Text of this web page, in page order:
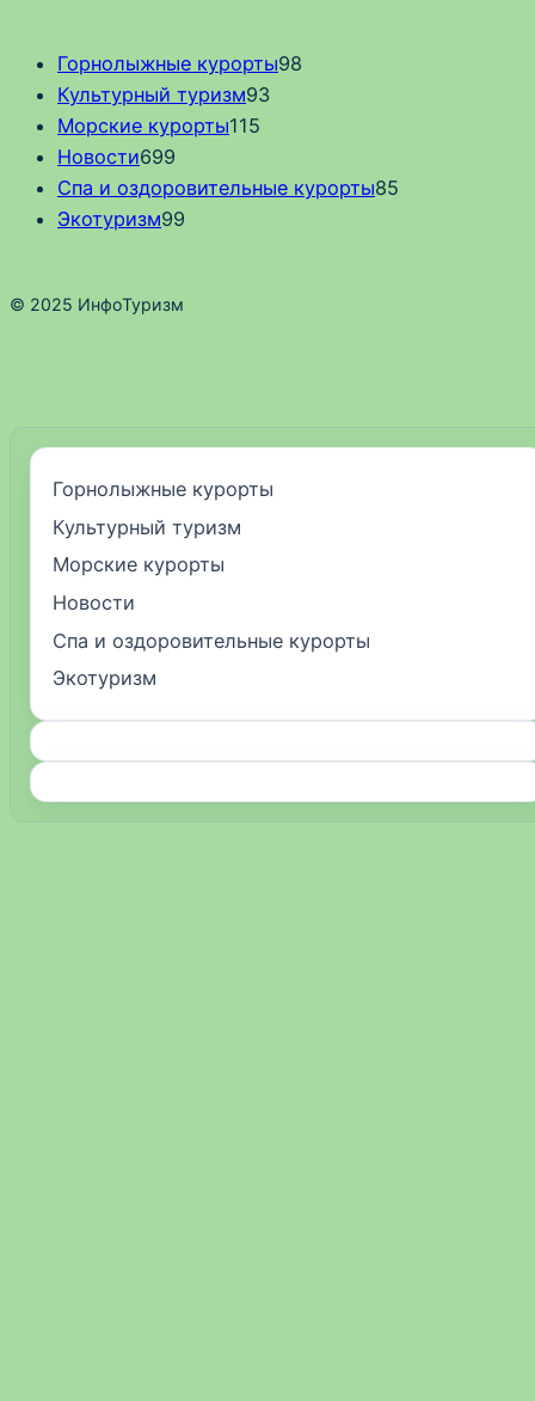
Горнолыжные курорты98
Культурный туризм93
Морские курорты115
Новости699
Спа и оздоровительные курорты85
Экотуризм99
© 2025 ИнфоТуризм
Горнолыжные курорты
Культурный туризм
Морские курорты
Новости
Спа и оздоровительные курорты
Экотуризм